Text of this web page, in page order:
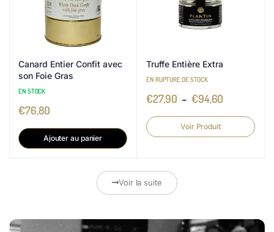
Canard Entier Confit avec
son Foie Gras
EN STOCK
€76,80
Ajouter au panier
Truffe Entière Extra
EN RUPTURE DE STOCK
€27,90 – €94,60
Voir Produit
Voir la suite